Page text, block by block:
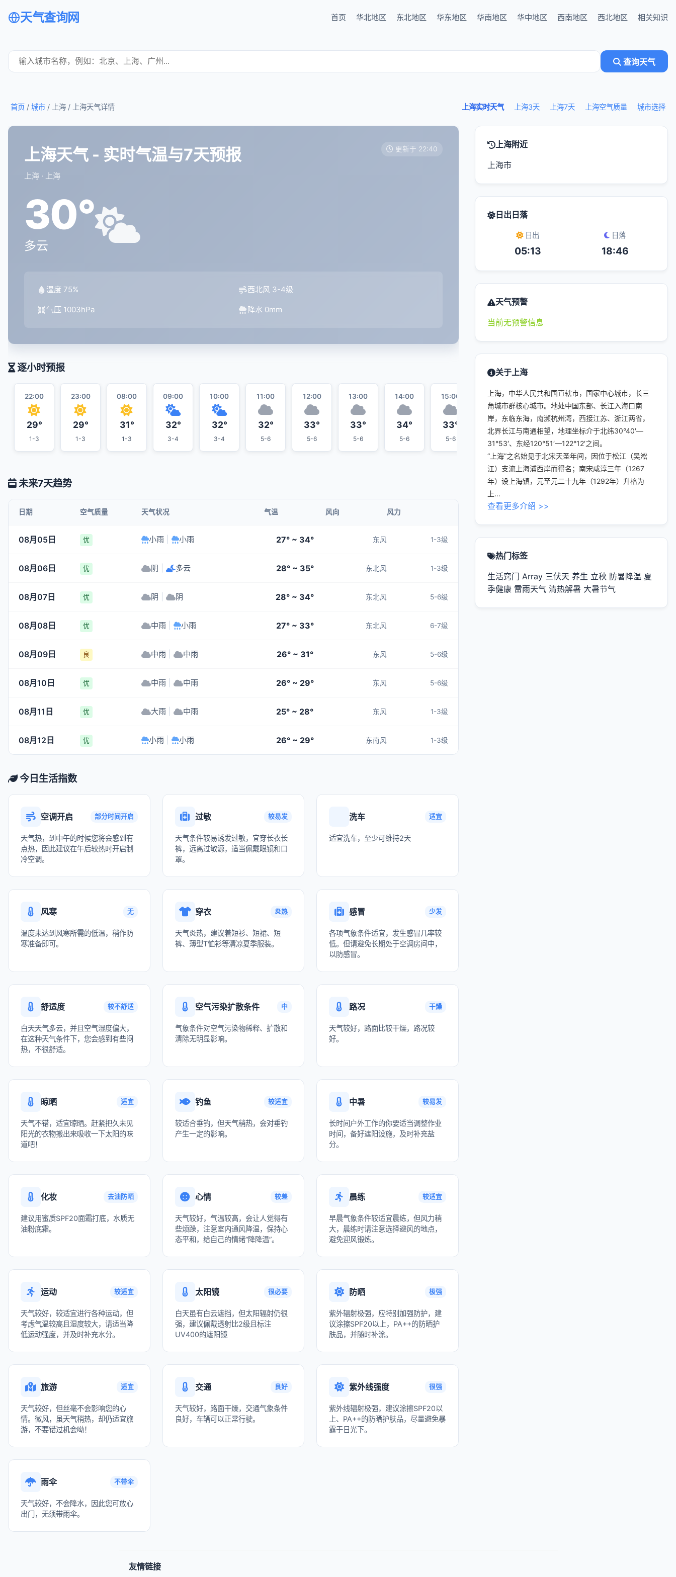
天气查询网 首页 华北地区 东北地区 华东地区 华南地区 华中地区 西南地区 西北地区 相关知识
查询天气
上海实时天气 上海3天 上海7天 上海空气质量 城市选择
首页 / 城市 / 上海 / 上海天气详情
上海天气 - 实时气温与7天预报
上海 · 上海
更新于 22:40
30°
多云
湿度 75% 西北风 3-4级
气压 1003hPa 降水 0mm
逐小时预报
22:00
29°
1-3
23:00
29°
1-3
08:00
31°
1-3
09:00
32°
3-4
10:00
32°
3-4
11:00
32°
5-6
12:00
33°
5-6
13:00
33°
5-6
14:00
34°
5-6
15:00
33°
5-6
16:00
33°
5-6
17:00
33°
5-6
00:00
28°
1-3
18:00
32°
未来7天趋势
日期 空气质量 天气状况 气温 风向 风力
08月05日 优 小雨 小雨 27° ~ 34° 东风 1-3级
08月06日 优 阴 多云 28° ~ 35° 东北风 1-3级
08月07日 优 阴 阴 28° ~ 34° 东北风 5-6级
08月08日 优 中雨 小雨 27° ~ 33° 东北风 6-7级
08月09日 良 中雨 中雨 26° ~ 31° 东风 5-6级
08月10日 优 中雨 中雨 26° ~ 29° 东风 5-6级
08月11日 优 大雨 中雨 25° ~ 28° 东风 1-3级
08月12日 优 小雨 小雨 26° ~ 29° 东南风 1-3级
今日生活指数
空调开启 部分时间开启
天气热，到中午的时候您将会感到有
点热，因此建议在午后较热时开启制
冷空调。
过敏 较易发
天气条件较易诱发过敏，宜穿长衣长
裤，远离过敏源，适当佩戴眼镜和口
罩。
洗车 适宜
适宜洗车，至少可维持2天
风寒 无
温度未达到风寒所需的低温，稍作防
寒准备即可。
穿衣 炎热
天气炎热，建议着短衫、短裙、短
裤、薄型T恤衫等清凉夏季服装。
感冒 少发
各项气象条件适宜，发生感冒几率较
低。但请避免长期处于空调房间中，
以防感冒。
舒适度 较不舒适
白天天气多云，并且空气湿度偏大，
在这种天气条件下，您会感到有些闷
热，不很舒适。
空气污染扩散条件 中
气象条件对空气污染物稀释、扩散和
清除无明显影响。
路况 干燥
天气较好，路面比较干燥，路况较
好。
晾晒 适宜
天气不错，适宜晾晒。赶紧把久未见
阳光的衣物搬出来吸收一下太阳的味
道吧！
钓鱼 较适宜
较适合垂钓，但天气稍热，会对垂钓
产生一定的影响。
中暑 较易发
长时间户外工作的你要适当调整作业
时间，备好遮阳设施，及时补充盐
分。
化妆 去油防晒
建议用蜜质SPF20面霜打底，水质无
油粉底霜。
心情 较差
天气较好，气温较高，会让人觉得有
些烦躁，注意室内通风降温，保持心
态平和，给自己的情绪“降降温”。
晨练 较适宜
早晨气象条件较适宜晨练，但风力稍
大，晨练时请注意选择避风的地点，
避免迎风锻炼。
运动 较适宜
天气较好，较适宜进行各种运动，但
考虑气温较高且湿度较大，请适当降
低运动强度，并及时补充水分。
太阳镜 很必要
白天虽有白云遮挡，但太阳辐射仍很
强，建议佩戴透射比2级且标注
UV400的遮阳镜
防晒 极强
紫外辐射极强，应特别加强防护，建
议涂擦SPF20以上，PA++的防晒护
肤品，并随时补涂。
旅游 适宜
天气较好，但丝毫不会影响您的心
情。微风，虽天气稍热，却仍适宜旅
游，不要错过机会呦！
交通 良好
天气较好，路面干燥，交通气象条件
良好，车辆可以正常行驶。
紫外线强度 很强
紫外线辐射极强，建议涂擦SPF20以
上、PA++的防晒护肤品，尽量避免暴
露于日光下。
雨伞 不带伞
天气较好，不会降水，因此您可放心
出门，无须带雨伞。
上海附近
上海市
日出日落
日出
05:13
日落
18:46
天气预警
当前无预警信息
关于上海
上海，中华人民共和国直辖市，国家中心城市，长三
角城市群核心城市。地处中国东部、长江入海口南
岸，东临东海，南濒杭州湾，西接江苏、浙江两省，
北界长江与南通相望，地理坐标介于北纬30°40′—
31°53′、东经120°51′—122°12′之间。
“上海”之名始见于北宋天圣年间，因位于松江（吴淞
江）支流上海浦西岸而得名；南宋咸淳三年（1267
年）设上海镇，元至元二十九年（1292年）升格为
上...
查看更多介绍 >>
热门标签
生活窍门 Array 三伏天 养生 立秋 防暑降温 夏
季健康 雷雨天气 清热解暑 大暑节气
友情链接